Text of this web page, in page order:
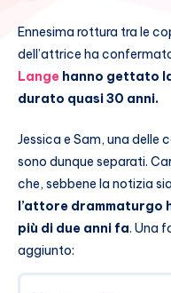
Ennesima rottura tra le
dell’attrice ha
Lange hanno gettato
durato quasi 30 anni.
Jessica e Sam, una delle
sono dunque separati.
che, sebbene la notizia
l’attore drammaturgo
più di due anni fa. Una
aggiunto: